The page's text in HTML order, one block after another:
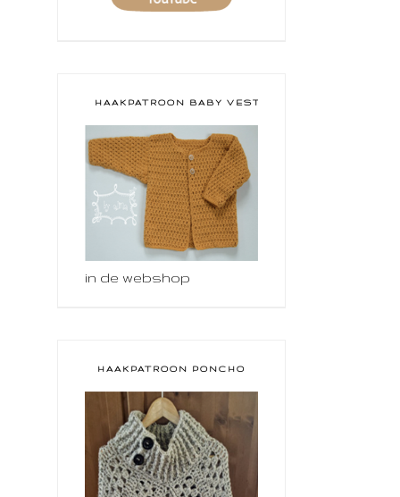
HAAKPATROON BABY VESTJE
in de webshop
HAAKPATROON PONCHO